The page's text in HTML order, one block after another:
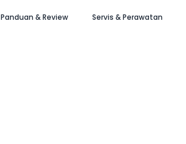
Panduan & Review Servis & Perawatan